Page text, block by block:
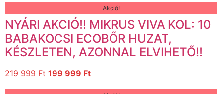
Akció!
NYÁRI AKCIÓ!! MIKRUS VIVA KOL: 10
BABAKOCSI ECOBŐR HUZAT,
KÉSZLETEN, AZONNAL ELVIHETŐ!!
219 999Ft 199 999 Ft